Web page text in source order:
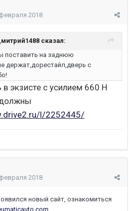
2018
сказал:
поставить на заднюю
держат,дорестайл,дверь с
в экзисте с усилием 660 Н
l/2252445/
2018
новый сайт, ознакомиться